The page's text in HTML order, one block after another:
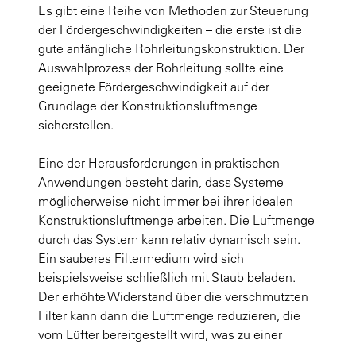
Es gibt eine Reihe von Methoden zur Steuerung
der Fördergeschwindigkeiten – die erste ist die
gute anfängliche Rohrleitungskonstruktion. Der
Auswahlprozess der Rohrleitung sollte eine
geeignete Fördergeschwindigkeit auf der
Grundlage der Konstruktionsluftmenge
sicherstellen.
Eine der Herausforderungen in praktischen
Anwendungen besteht darin, dass Systeme
möglicherweise nicht immer bei ihrer idealen
Konstruktionsluftmenge arbeiten. Die Luftmenge
durch das System kann relativ dynamisch sein.
Ein sauberes Filtermedium wird sich
beispielsweise schließlich mit Staub beladen.
Der erhöhte Widerstand über die verschmutzten
Filter kann dann die Luftmenge reduzieren, die
vom Lüfter bereitgestellt wird, was zu einer